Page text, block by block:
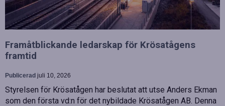
Framåtblickande ledarskap för Krösatågens
framtid
Publicerad juli 10, 2026
Styrelsen för Krösatågen har beslutat att utse Anders Ekman
som den första vd:n för det nybildade Krösatågen AB. Denna